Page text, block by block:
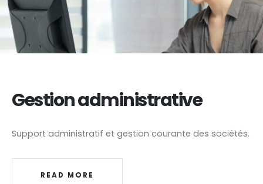
Gestion administrative
Support administratif et gestion courante des sociétés.
READ MORE